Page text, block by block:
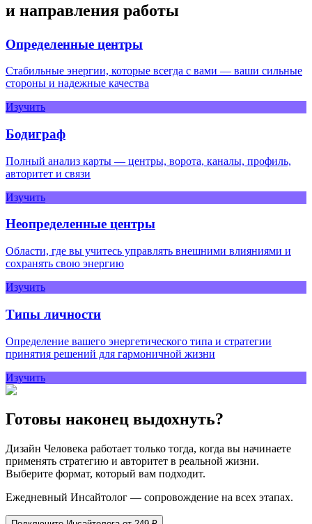
и направления работы
Определенные центры
Стабильные энергии, которые всегда с вами — ваши сильные
стороны и надежные качества
Изучить
Бодиграф
Полный анализ карты — центры, ворота, каналы, профиль,
авторитет и связи
Изучить
Неопределенные центры
Области, где вы учитесь управлять внешними влияниями и
сохранять свою энергию
Изучить
Типы личности
Определение вашего энергетического типа и стратегии
принятия решений для гармоничной жизни
Изучить
Готовы наконец выдохнуть?
Дизайн Человека работает только тогда, когда вы начинаете
применять стратегию и авторитет в реальной жизни.
Выберите формат, который вам подходит.
Ежедневный Инсайтолог — сопровождение на всех этапах.